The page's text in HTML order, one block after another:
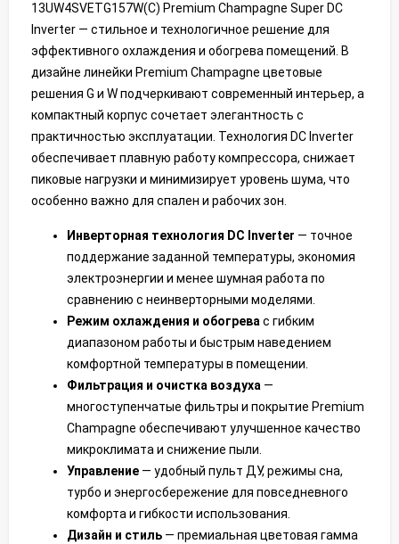
13UW4SVETG157W(С) Premium Champagne Super DC
Inverter — стильное и технологичное решение для
эффективного охлаждения и обогрева помещений. В
дизайне линейки Premium Champagne цветовые
решения G и W подчеркивают современный интерьер, а
компактный корпус сочетает элегантность с
практичностью эксплуатации. Технология DC Inverter
обеспечивает плавную работу компрессора, снижает
пиковые нагрузки и минимизирует уровень шума, что
особенно важно для спален и рабочих зон.
Инверторная технология DC Inverter — точное
поддержание заданной температуры, экономия
электроэнергии и менее шумная работа по
сравнению с неинверторными моделями.
Режим охлаждения и обогрева с гибким
диапазоном работы и быстрым наведением
комфортной температуры в помещении.
Фильтрация и очистка воздуха —
многоступенчатые фильтры и покрытие Premium
Champagne обеспечивают улучшенное качество
микроклимата и снижение пыли.
Управление — удобный пульт ДУ, режимы сна,
турбо и энергосбережение для повседневного
комфорта и гибкости использования.
Дизайн и стиль — премиальная цветовая гамма